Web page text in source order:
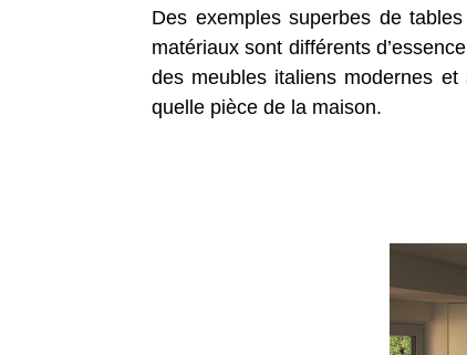
Des exemples superbes de
matériaux sont différents
des meubles italiens modernes
quelle pièce de la maison.